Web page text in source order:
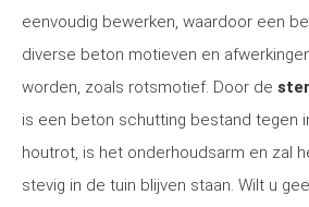
eenvoudig bewerken, waardoor een
diverse beton motieven en
worden, zoals rotsmotief. Door de
is een beton schutting bestand tegen
houtrot, is het onderhoudsarm en zal
stevig in de tuin blijven staan. Wilt u